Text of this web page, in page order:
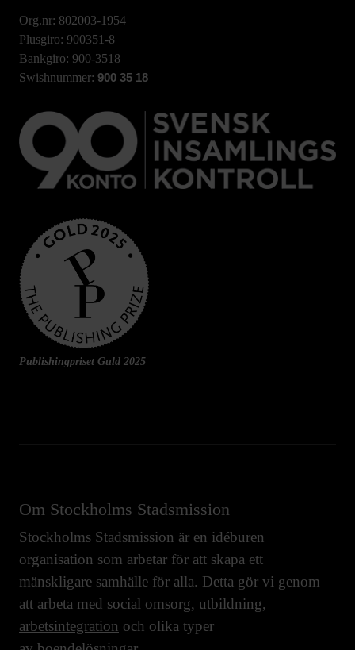
Org.nr: 802003-1954
Plusgiro: 900351-8
Bankgiro: 900-3518
Swishnummer: 900 35 18
Publishingpriset Guld 2025
Om Stockholms Stadsmission
Stockholms Stadsmission är en idéburen
organisation som arbetar för att skapa ett
mänskligare samhälle för alla. Detta gör vi genom
att arbeta med social omsorg, utbildning,
arbetsintegration och olika typer